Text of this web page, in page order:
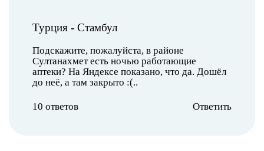
Турция - Стамбул
Подскажите, пожалуйста, в районе
Султанахмет есть ночью работающие
аптеки? На Яндексе показано, что да. Дошёл
до неё, а там закрыто :(..
10 ответов Ответить